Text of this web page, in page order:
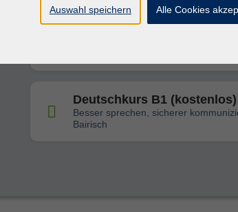
Deutschkurs B1 (kostenlos)
Besser sprechen, sicherer
Bairisch
Auswahl speichern Alle Cookies